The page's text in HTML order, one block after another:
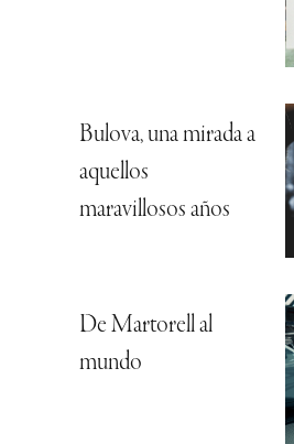
Bulova, una mirada a
aquellos
maravillosos años
De Martorell al
mundo